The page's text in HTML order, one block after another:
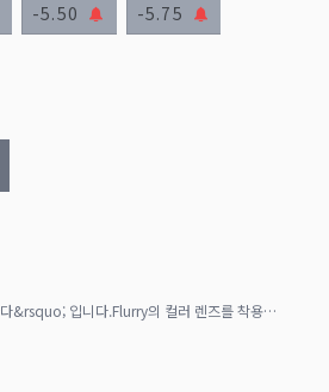
-5.50 -5.75
Flurry의 의미는, &lsquo;휘몰아치는,혼란,&nbsp;동요,&nbsp;눈보라, 당황하다&rsquo; 입니다.Flurry의 컬러 렌즈를 착용한 여성의 눈동자가 이성의 마음을